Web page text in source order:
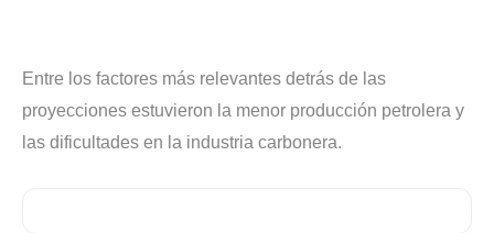
Entre los factores más relevantes detrás de las
proyecciones estuvieron la menor producción petrolera y
las dificultades en la industria carbonera.